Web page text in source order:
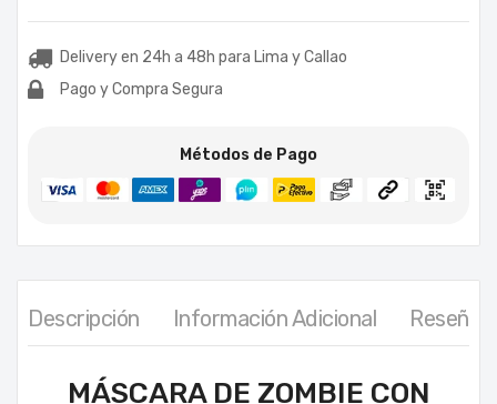
Delivery en 24h a 48h para Lima y Callao
Pago y Compra Segura
Métodos de Pago
Descripción Información Adicional Reseñas
MÁSCARA DE ZOMBIE CON